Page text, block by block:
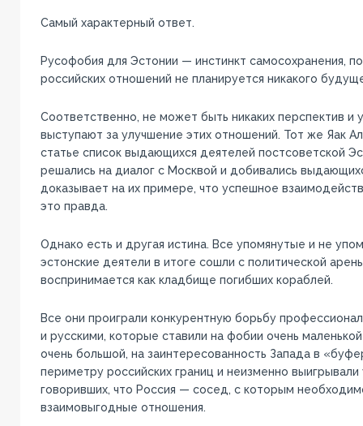
Самый характерный ответ.
Русофобия для Эстонии — инстинкт самосохранения,
российских отношений не планируется никакого
Соответственно, не может быть никаких перспектив и
выступают за улучшение этих отношений. Тот же Яак
статье список выдающихся деятелей постсоветской
решались на диалог с Москвой и добивались
доказывает на их примере, что успешное
это правда.
Однако есть и другая истина. Все упомянутые и не
эстонские деятели в итоге сошли с политической
воспринимается как кладбище погибших кораблей.
Все они проиграли конкурентную борьбу
и русскими, которые ставили на фобии очень
очень большой, на заинтересованность Запада в
периметру российских границ и неизменно выигрывали
говоривших, что Россия — сосед, с которым
взаимовыгодные отношения.